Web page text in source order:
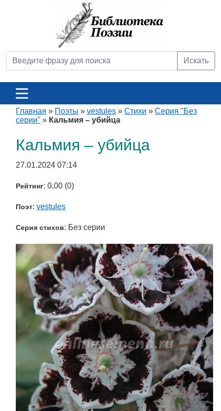
Искать
Главная » Поэты » vestules » Стихи » Серия "Без
серии" » Кальмия – убийца
Кальмия – убийца
27.01.2024 07:14
Рейтинг: 0,00 (0)
Поэт: vestules
Серия стихов: Без серии